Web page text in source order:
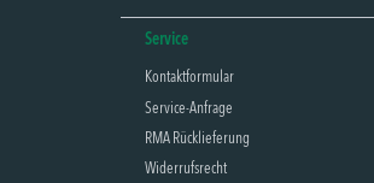
Service
Kontaktformular
Service-Anfrage
RMA Rücklieferung
Widerrufsrecht